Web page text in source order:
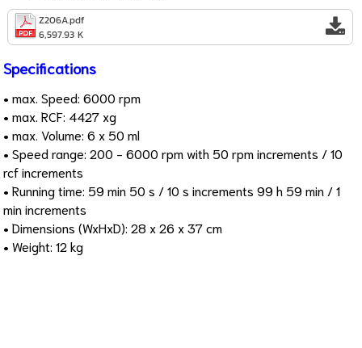
Z206A.pdf
6,597.93 K
Specifications
• max. Speed: 6000 rpm
• max. RCF: 4427 xg
• max. Volume: 6 x 50 ml
• Speed range: 200 - 6000 rpm with 50 rpm increments / 10
rcf increments
• Running time: 59 min 50 s / 10 s increments 99 h 59 min / 1
min increments
• Dimensions (WxHxD): 28 x 26 x 37 cm
• Weight: 12 kg